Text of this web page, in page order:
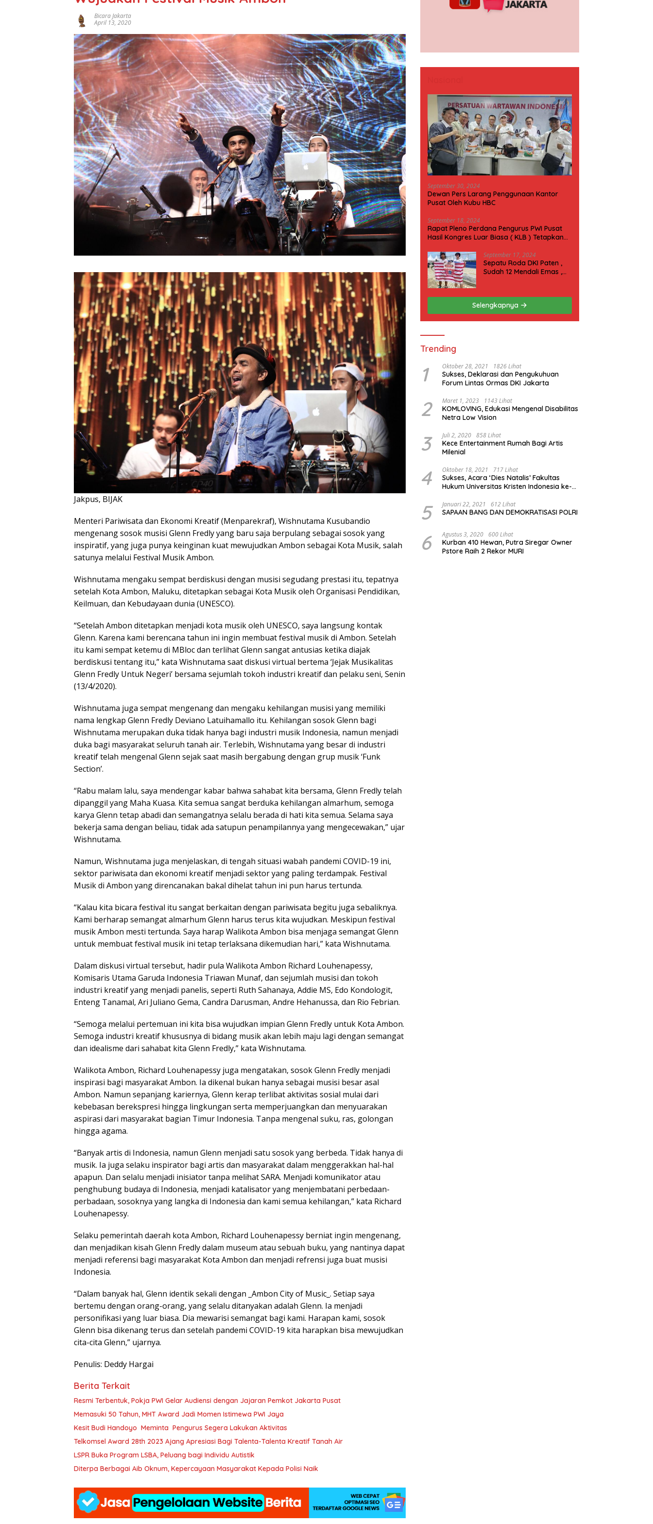
Bicara Jakarta
April 13, 2020
Jakpus, BIJAK
Menteri Pariwisata dan Ekonomi Kreatif (Menparekraf), Wishnutama Kusubandio
mengenang sosok musisi Glenn Fredly yang baru saja berpulang sebagai sosok yang
inspiratif, yang juga punya keinginan kuat mewujudkan Ambon sebagai Kota Musik, salah
satunya melalui Festival Musik Ambon.
Wishnutama mengaku sempat berdiskusi dengan musisi segudang prestasi itu, tepatnya
setelah Kota Ambon, Maluku, ditetapkan sebagai Kota Musik oleh Organisasi Pendidikan,
Keilmuan, dan Kebudayaan dunia (UNESCO).
“Setelah Ambon ditetapkan menjadi kota musik oleh UNESCO, saya langsung kontak
Glenn. Karena kami berencana tahun ini ingin membuat festival musik di Ambon. Setelah
itu kami sempat ketemu di MBloc dan terlihat Glenn sangat antusias ketika diajak
berdiskusi tentang itu,” kata Wishnutama saat diskusi virtual bertema ‘Jejak Musikalitas
Glenn Fredly Untuk Negeri’ bersama sejumlah tokoh industri kreatif dan pelaku seni, Senin
(13/4/2020).
Wishnutama juga sempat mengenang dan mengaku kehilangan musisi yang memiliki
nama lengkap Glenn Fredly Deviano Latuihamallo itu. Kehilangan sosok Glenn bagi
Wishnutama merupakan duka tidak hanya bagi industri musik Indonesia, namun menjadi
duka bagi masyarakat seluruh tanah air. Terlebih, Wishnutama yang besar di industri
kreatif telah mengenal Glenn sejak saat masih bergabung dengan grup musik ‘Funk
Section’.
“Rabu malam lalu, saya mendengar kabar bahwa sahabat kita bersama, Glenn Fredly telah
dipanggil yang Maha Kuasa. Kita semua sangat berduka kehilangan almarhum, semoga
karya Glenn tetap abadi dan semangatnya selalu berada di hati kita semua. Selama saya
bekerja sama dengan beliau, tidak ada satupun penampilannya yang mengecewakan,” ujar
Wishnutama.
Namun, Wishnutama juga menjelaskan, di tengah situasi wabah pandemi COVID-19 ini,
sektor pariwisata dan ekonomi kreatif menjadi sektor yang paling terdampak. Festival
Musik di Ambon yang direncanakan bakal dihelat tahun ini pun harus tertunda.
“Kalau kita bicara festival itu sangat berkaitan dengan pariwisata begitu juga sebaliknya.
Kami berharap semangat almarhum Glenn harus terus kita wujudkan. Meskipun festival
musik Ambon mesti tertunda. Saya harap Walikota Ambon bisa menjaga semangat Glenn
untuk membuat festival musik ini tetap terlaksana dikemudian hari,” kata Wishnutama.
Dalam diskusi virtual tersebut, hadir pula Walikota Ambon Richard Louhenapessy,
Komisaris Utama Garuda Indonesia Triawan Munaf, dan sejumlah musisi dan tokoh
industri kreatif yang menjadi panelis, seperti Ruth Sahanaya, Addie MS, Edo Kondologit,
Enteng Tanamal, Ari Juliano Gema, Candra Darusman, Andre Hehanussa, dan Rio Febrian.
“Semoga melalui pertemuan ini kita bisa wujudkan impian Glenn Fredly untuk Kota Ambon.
Semoga industri kreatif khususnya di bidang musik akan lebih maju lagi dengan semangat
dan idealisme dari sahabat kita Glenn Fredly,” kata Wishnutama.
Walikota Ambon, Richard Louhenapessy juga mengatakan, sosok Glenn Fredly menjadi
inspirasi bagi masyarakat Ambon. Ia dikenal bukan hanya sebagai musisi besar asal
Ambon. Namun sepanjang kariernya, Glenn kerap terlibat aktivitas sosial mulai dari
kebebasan berekspresi hingga lingkungan serta memperjuangkan dan menyuarakan
aspirasi dari masyarakat bagian Timur Indonesia. Tanpa mengenal suku, ras, golongan
hingga agama.
“Banyak artis di Indonesia, namun Glenn menjadi satu sosok yang berbeda. Tidak hanya di
musik. Ia juga selaku inspirator bagi artis dan masyarakat dalam menggerakkan hal-hal
apapun. Dan selalu menjadi inisiator tanpa melihat SARA. Menjadi komunikator atau
penghubung budaya di Indonesia, menjadi katalisator yang menjembatani perbedaan-
perbadaan, sosoknya yang langka di Indonesia dan kami semua kehilangan,” kata Richard
Louhenapessy.
Selaku pemerintah daerah kota Ambon, Richard Louhenapessy berniat ingin mengenang,
dan menjadikan kisah Glenn Fredly dalam museum atau sebuah buku, yang nantinya dapat
menjadi referensi bagi masyarakat Kota Ambon dan menjadi refrensi juga buat musisi
Indonesia.
“Dalam banyak hal, Glenn identik sekali dengan _Ambon City of Music_. Setiap saya
bertemu dengan orang-orang, yang selalu ditanyakan adalah Glenn. Ia menjadi
personifikasi yang luar biasa. Dia mewarisi semangat bagi kami. Harapan kami, sosok
Glenn bisa dikenang terus dan setelah pandemi COVID-19 kita harapkan bisa mewujudkan
cita-cita Glenn,” ujarnya.
Penulis: Deddy Hargai
Berita Terkait
Resmi Terbentuk, Pokja PWI Gelar Audiensi dengan Jajaran Pemkot Jakarta Pusat
Memasuki 50 Tahun, MHT Award Jadi Momen Istimewa PWI Jaya
Kesit Budi Handoyo Meminta Pengurus Segera Lakukan Aktivitas
Telkomsel Award 28th 2023 Ajang Apresiasi Bagi Talenta-Talenta Kreatif Tanah Air
LSPR Buka Program LSBA, Peluang bagi Individu Autistik
Diterpa Berbagai Aib Oknum, Kepercayaan Masyarakat Kepada Polisi Naik
September 30, 2024
Dewan Pers Larang Penggunaan Kantor
Pusat Oleh Kubu HBC
September 18, 2024
Rapat Pleno Perdana Pengurus PWI Pusat
Hasil Kongres Luar Biasa ( KLB ) Tetapkan
September 17, 2024
Sepatu Roda DKI Paten ,
Sudah 12 Mendali Emas ,
Selengkapnya
Trending
1 Oktober 28, 2021 1826 Lihat
Sukses, Deklarasi dan Pengukuhuan
Forum Lintas Ormas DKI Jakarta
2 Maret 1, 2023 1143 Lihat
KOMLOVING, Edukasi Mengenal Disabilitas
Netra Low Vision
3 Juli 2, 2020 858 Lihat
Kece Entertainment Rumah Bagi Artis
Milenial
4 Oktober 18, 2021 717 Lihat
Sukses, Acara ‘Dies Natalis’ Fakultas
Hukum Universitas Kristen Indonesia ke-
5 Januari 22, 2021 612 Lihat
SAPAAN BANG DAN DEMOKRATISASI POLRI
6 Agustus 3, 2020 600 Lihat
Kurban 410 Hewan, Putra Siregar Owner
Pstore Raih 2 Rekor MURI